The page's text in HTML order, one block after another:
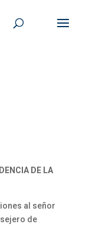
DE LA
al señor
de